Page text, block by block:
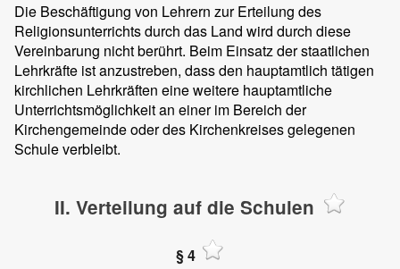
Die Beschäftigung von Lehrern zur Erteilung des
Religionsunterrichts durch das Land wird durch diese
Vereinbarung nicht berührt. Beim Einsatz der staatlichen
Lehrkräfte ist anzustreben, dass den hauptamtlich tätigen
kirchlichen Lehrkräften eine weitere hauptamtliche
Unterrichtsmöglichkeit an einer im Bereich der
Kirchengemeinde oder des Kirchenkreises gelegenen
Schule verbleibt.
II. Verteilung auf die Schulen
§ 4